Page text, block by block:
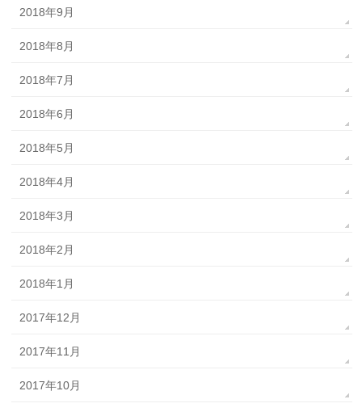
2018年9月
2018年8月
2018年7月
2018年6月
2018年5月
2018年4月
2018年3月
2018年2月
2018年1月
2017年12月
2017年11月
2017年10月